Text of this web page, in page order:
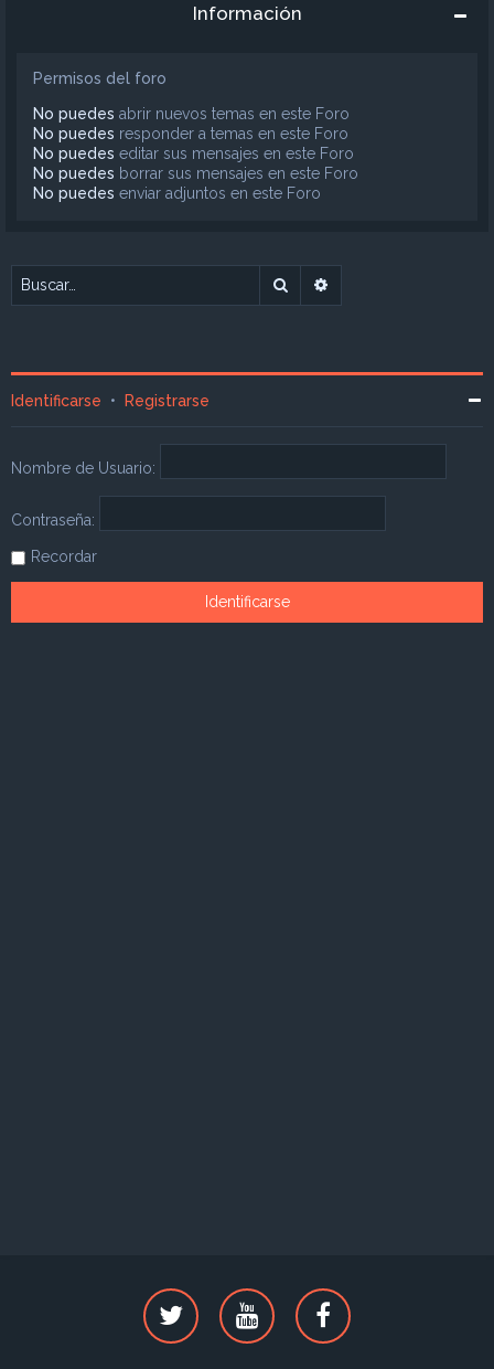
Información
Permisos del foro
No puedes abrir nuevos temas en este Foro
No puedes responder a temas en este Foro
No puedes editar sus mensajes en este Foro
No puedes borrar sus mensajes en este Foro
No puedes enviar adjuntos en este Foro
Buscar
Identificarse • Registrarse
Nombre de Usuario:
Contraseña:
Recordar